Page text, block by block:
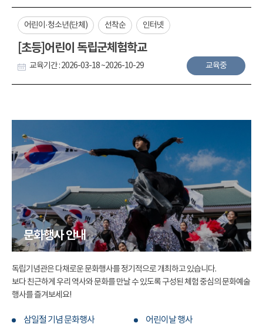
어린이·청소년(단체) 선착순 인터넷
[초등]어린이 독립군체험학교
교육기간 : 2026-03-18 ~2026-10-29 교육중
문화행사 안내
독립기념관은 다채로운 문화행사를 정기적으로 개최하고 있습니다.
보다 친근하게 우리 역사와 문화를 만날 수 있도록 구성된 체험 중심의 문화예술
행사를 즐겨보세요!
삼일절 기념 문화행사 어린이날 행사